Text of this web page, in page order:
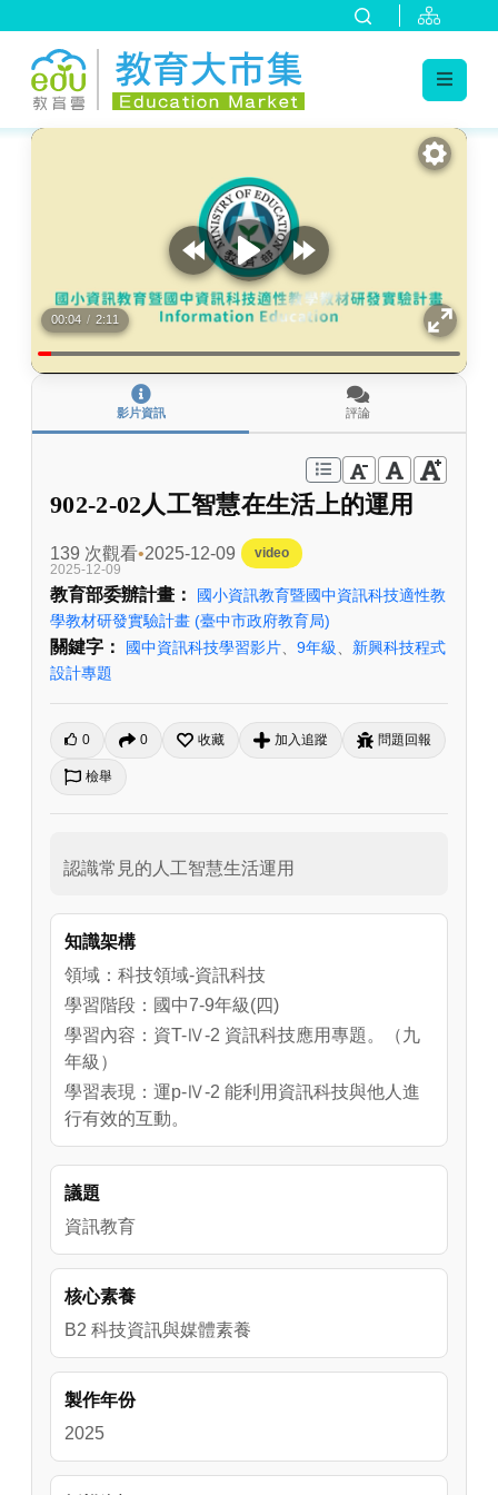
:::
00:04 / 2:11
影片資訊 評論
902-2-02人工智慧在生活上的運用
139 次觀看 2025-12-09
video
2025-12-09
教育部委辦計畫：
國小資訊教育暨國中資訊科技適性教
學教材研發實驗計畫 (臺中市政府教育局)
關鍵字： 國中資訊科技學習影片 9年級
新興科技程式
設計專題
0 0 收藏 加入追蹤 問題回報
檢舉
認識常見的人工智慧生活運用
知識架構
領域：科技領域-資訊科技
學習階段：國中7-9年級(四)
學習內容：資T-Ⅳ-2 資訊科技應用專題。（九
年級）
學習表現：運p-Ⅳ-2 能利用資訊科技與他人進
行有效的互動。
議題
資訊教育
核心素養
B2 科技資訊與媒體素養
製作年份
2025